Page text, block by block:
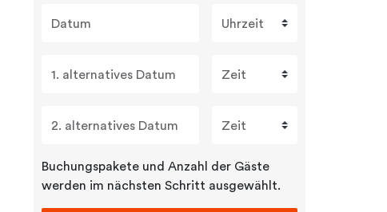
Datum Uhrzeit
1. alternatives Datum Zeit
2. alternatives Datum Zeit
Buchungspakete und Anzahl der Gäste
werden im nächsten Schritt ausgewählt.